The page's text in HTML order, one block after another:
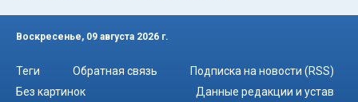
Воскресенье, 09 августа 2026 г.
Теги Обратная связь
Подписка на новости (RSS)
Без картинок
Данные редакции и устав